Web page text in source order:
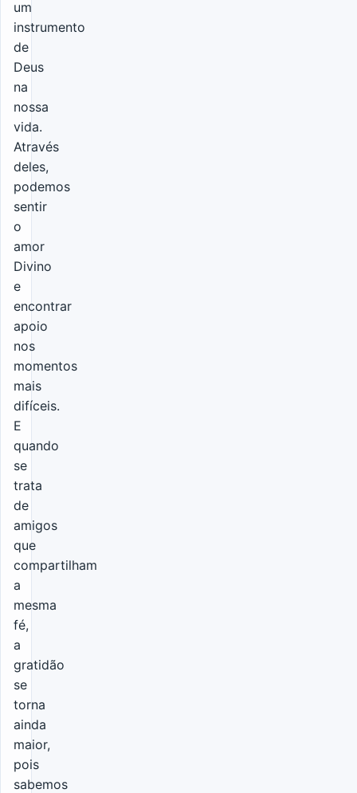
um
instrumento
de
Deus
na
nossa
vida.
Através
deles,
podemos
sentir
o
amor
Divino
e
encontrar
apoio
nos
momentos
mais
difíceis.
E
quando
se
trata
de
amigos
que
compartilham
a
mesma
fé,
a
gratidão
se
torna
ainda
maior,
pois
sabemos